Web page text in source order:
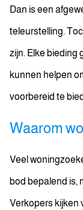
Dan is een
teleurstelling.
zijn. Elke bieding
kunnen helpen
voorbereid te
Waarom
Veel
bod bepalend is,
Verkopers kijken